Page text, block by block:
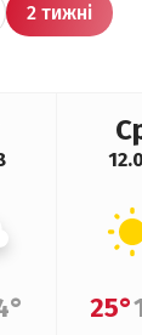
2 тижні
25°